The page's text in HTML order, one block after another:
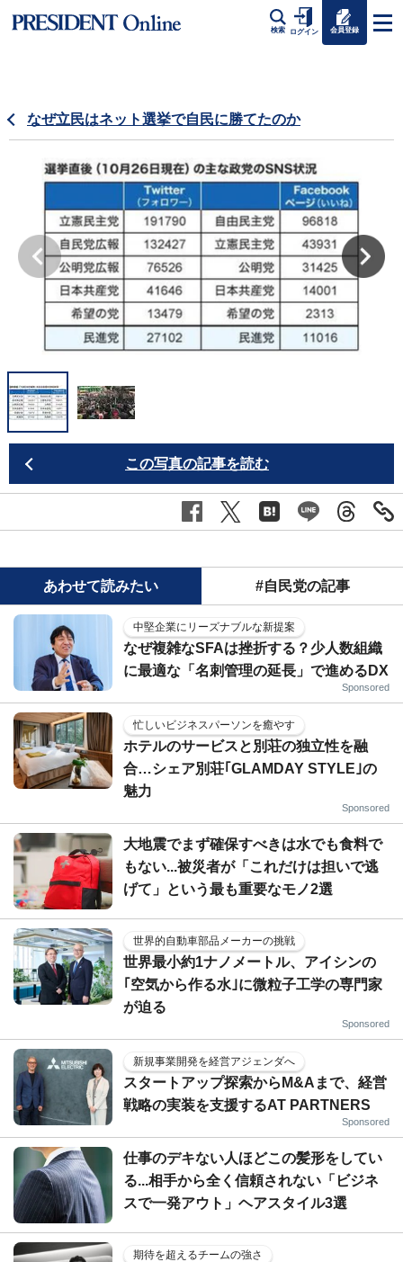
検索 ログイン 会員登録
なぜ立民はネット選挙で自民に勝てたのか
この写真の記事を読む
あわせて読みたい #自民党の記事
中堅企業にリーズナブルな新提案
なぜ複雑なSFAは挫折する？少人数組織
に最適な「名刺管理の延長」で進めるDX
Sponsored
忙しいビジネスパーソンを癒やす
ホテルのサービスと別荘の独立性を融
合…シェア別荘｢GLAMDAY STYLE｣の
魅力
Sponsored
大地震でまず確保すべきは水でも食料で
もない...被災者が「これだけは担いで逃
げて」という最も重要なモノ2選
世界的自動車部品メーカーの挑戦
世界最小約1ナノメートル、アイシンの
｢空気から作る水｣に微粒子工学の専門家
が迫る
Sponsored
新規事業開発を経営アジェンダへ
スタートアップ探索からM&Aまで、経営
戦略の実装を支援するAT PARTNERS
Sponsored
仕事のデキない人ほどこの髪形をしてい
る...相手から全く信頼されない「ビジネ
スで一発アウト」ヘアスタイル3選
期待を超えるチームの強さ